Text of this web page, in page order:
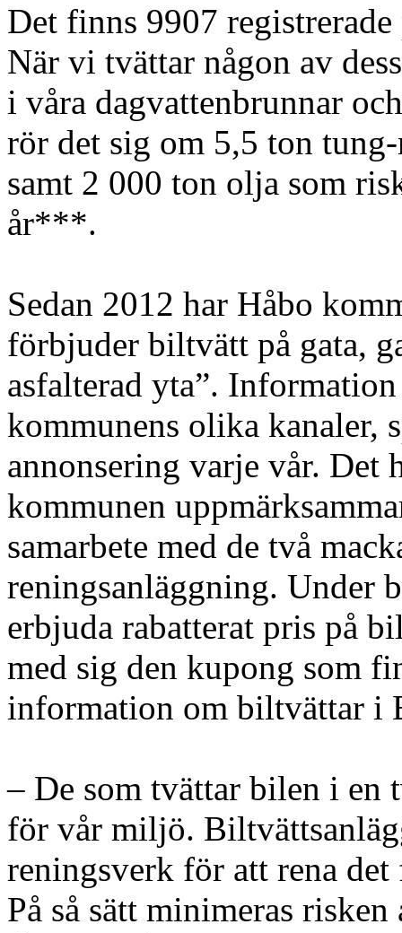
Det finns 9907
När vi tvättar någon av
i våra dagvattenbrunnar
rör det sig om 5,5 ton
samt 2 000 ton olja som
år***.
Sedan 2012 har Håbo
förbjuder biltvätt på gata,
asfalterad yta”.
kommunens olika kanaler,
annonsering varje vår. Det
kommunen
samarbete med de två
reningsanläggning. Under
erbjuda rabatterat pris på
med sig den kupong som
information om biltvättar i
– De som tvättar bilen i en
för vår miljö.
reningsverk för att rena
På så sätt minimeras